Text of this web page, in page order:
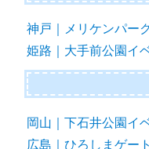
神戸｜メリケンパー
姫路｜大手前公園イ
岡山｜下石井公園イ
広島｜ひろしまゲー